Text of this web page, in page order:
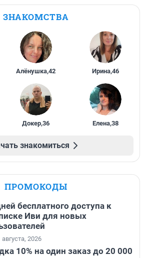
ЗНАКОМСТВА
Алёнушка,42 Ирина,46
Докер,36 Елена,38
знакомиться
ПРОМОКОДЫ
бесплатного доступа к
Иви для новых
2026
10% на один заказ до 20 000